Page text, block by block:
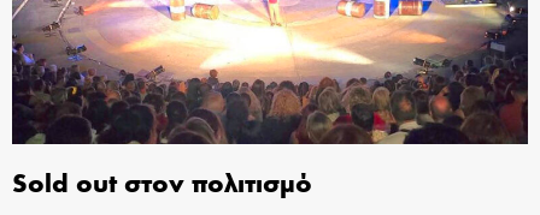
Sold out στον πολιτισμό